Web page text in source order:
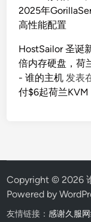
2025年
高性能配置
HostSailor 圣诞
倍内存硬盘，荷
- 谁的主机 发表
付$6起荷兰
Copyright © 2026
Powered by
友情链接：感谢久服